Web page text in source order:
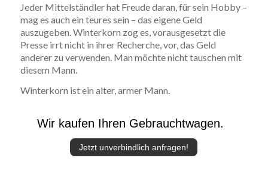
Jeder Mittelständler hat Freude daran, für sein Hobby –
mag es auch ein teures sein – das eigene Geld
auszugeben. Winterkorn zog es, vorausgesetzt die
Presse irrt nicht in ihrer Recherche, vor, das Geld
anderer zu verwenden. Man möchte nicht tauschen mit
diesem Mann.
Winterkorn ist ein alter, armer Mann.
Wir kaufen Ihren Gebrauchtwagen.
Jetzt unverbindlich anfragen!